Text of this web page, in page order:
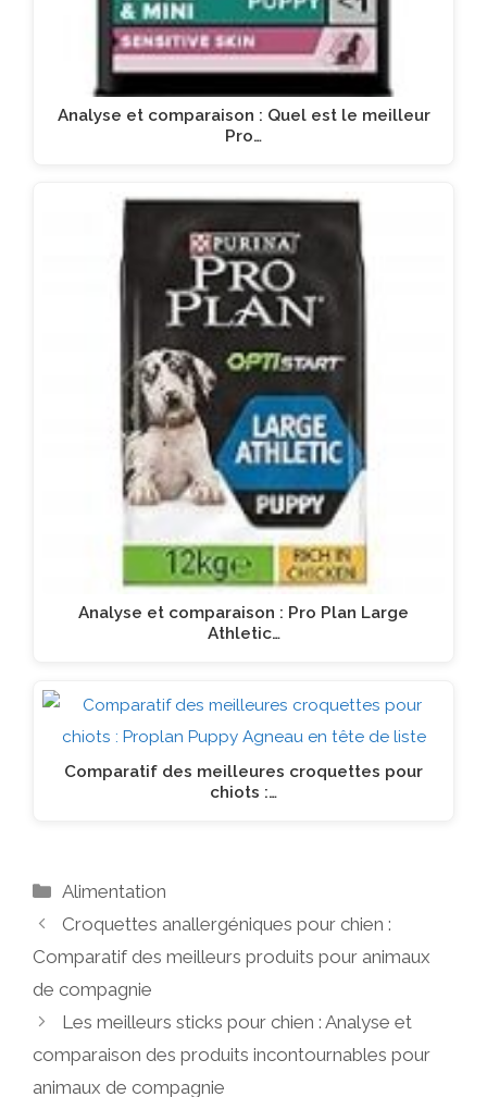
Analyse et comparaison : Quel est le meilleur
Pro…
Analyse et comparaison : Pro Plan Large
Athletic…
Comparatif des meilleures croquettes pour
chiots :…
Catégories
Alimentation
Croquettes anallergéniques pour chien :
Comparatif des meilleurs produits pour animaux
de compagnie
Les meilleurs sticks pour chien : Analyse et
comparaison des produits incontournables pour
animaux de compagnie